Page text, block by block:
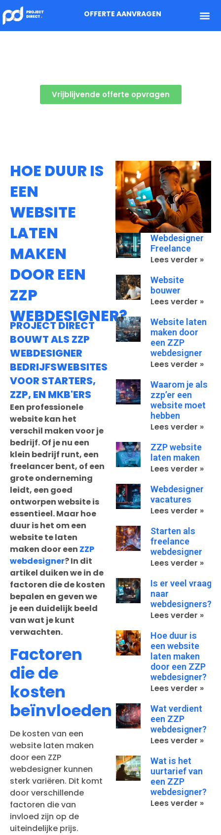
OFFERTE AANVRAGEN
Vrijblijvende offerte opvragen
HOE DUUR IS
EEN
WEBSITE
LATEN
MAKEN
DOOR EEN
ZZP
WEBDESIGNER?
PROJECT DIRECT
BOUWT ALS ZZP
WEBDESIGNER
BEDRIJFSWEBSITES
VOOR STARTERS,
ZZP, EN MKB'ERS
Een professionele
website kan het
verschil maken voor je
bedrijf. Of je nu een
klein bedrijf runt, een
freelancer bent, of een
grote onderneming
leidt, een goed
ontworpen website is
essentieel. Maar hoe
duur is het om een
website te laten
maken door een ZZP
webdesigner? In dit
artikel duiken we in de
factoren die de kosten
bepalen en geven we
je een duidelijk beeld
van wat je kunt
verwachten.
Factoren
die de
kosten
beïnvloeden
De kosten van een
website laten maken
door een ZZP
webdesigner kunnen
sterk variëren. Dit komt
door verschillende
factoren die van
invloed zijn op de
uiteindelijke prijs.
Webdesigner
Freelance
Lees verder »
Website
bouwer
Lees verder »
Website laten
maken door
een ZZP
webdesigner
Lees verder »
Waarom je als
zzp’er een
website moet
hebben
Lees verder »
ZZP website
laten maken
Lees verder »
Webdesigner
vacatures
Lees verder »
Starten als
freelance
webdesigner
Lees verder »
Is er veel vraag
naar
webdesigners?
Lees verder »
Hoe duur is
een website
laten maken
door een ZZP
webdesigner?
Lees verder »
Wat verdient
een ZZP
webdesigner?
Lees verder »
Wat is het
uurtarief van
een ZZP
webdesigner?
Lees verder »